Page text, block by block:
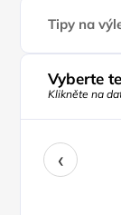
Tipy na
Vyberte
Klikněte na
‹